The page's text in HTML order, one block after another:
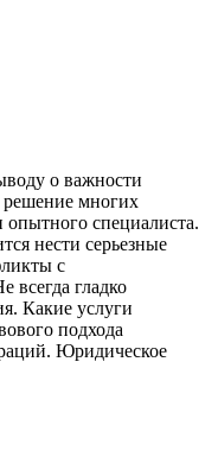
о важности
решение многих
специалиста.
нести серьезные
с
всегда гладко
Какие услуги
подхода
Юридическое